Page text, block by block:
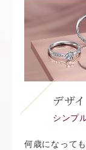
デザ
シンプ
何歳になって